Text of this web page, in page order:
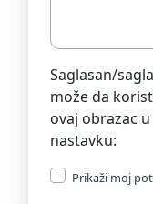
Saglasan/
može da
ovaj obrazac
nastavku:
Prikaži moj